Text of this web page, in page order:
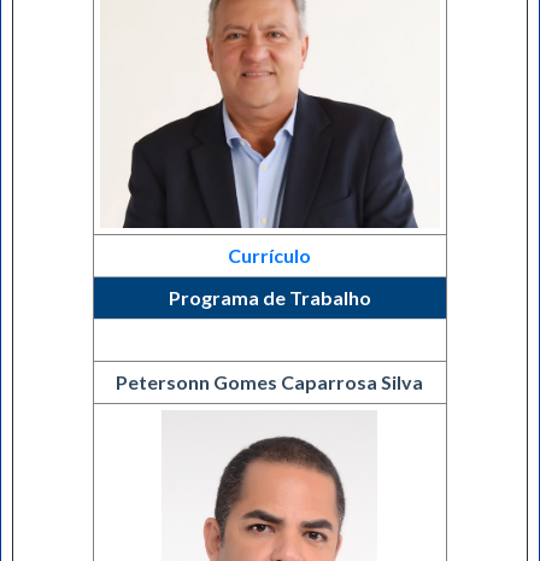
Currículo
Programa de Trabalho
Petersonn Gomes Caparrosa Silva